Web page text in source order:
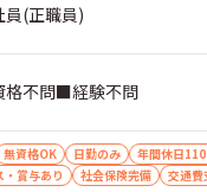
員(正職員)
不問■経験不問
無資格OK 日勤のみ
年間休日
・賞与あり 社会保険完備 交通費